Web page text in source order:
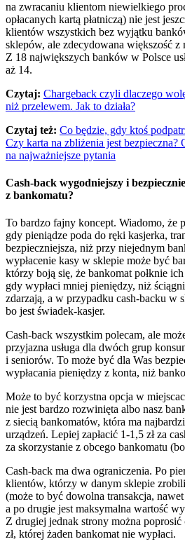
na zwracaniu klientom niewielkiego
opłacanych kartą płatniczą) nie jest
klientów wszystkich bez wyjątku
sklepów, ale zdecydowana większość z
Z 18 największych banków w Polsce
aż 14.
Czytaj: Chargeback czyli dlaczego
niż przelewem. Jak to działa?
Czytaj też: Co będzie, gdy ktoś
Czy karta na zbliżenia jest bezpieczna?
na najważniejsze pytania
Cash-back wygodniejszy i
z bankomatu?
To bardzo fajny koncept. Wiadomo, że
gdy pieniądze poda do ręki kasjerka,
bezpieczniejsza, niż przy niejednym
wypłacenie kasy w sklepie może być
którzy boją się, że bankomat połknie
gdy wypłaci mniej pieniędzy, niż
zdarzają, a w przypadku cash-backu w
bo jest świadek-kasjer.
Cash-back wszystkim polecam, ale
przyjazna usługa dla dwóch grup
i seniorów. To może być dla Was
wypłacania pieniędzy z konta, niż
Może to być korzystna opcja w
nie jest bardzo rozwinięta albo nasz
z siecią bankomatów, która ma
urządzeń. Lepiej zapłacić 1-1,5 zł za
za skorzystanie z obcego bankomatu
Cash-back ma dwa ograniczenia. Po
klientów, którzy w danym sklepie
(może to być dowolna transakcja,
a po drugie jest maksymalna wartość
Z drugiej jednak strony można
zł, której żaden bankomat nie wypłaci.